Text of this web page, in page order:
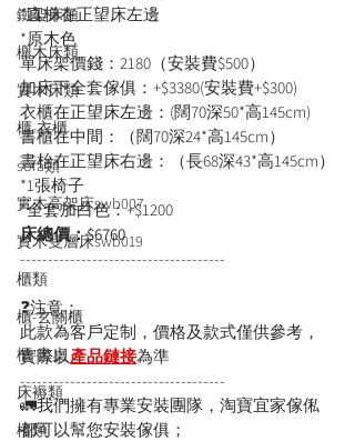
鐵架床類
櫸木床類
實木床類
櫃-衣櫃
sofa類
實木高架床swb007
實木雙層床swb019
櫃類
櫃-玄關櫃
櫃-書桌
床褥類
檯類
*直梯在正望床左邊
*原木色
單床架價錢：2180（安裝費$500）
加床下全套傢俱：+$3380(安裝費+$300)
衣櫃在正望床左邊：(闊70深50*高145cm)
書櫃在中間：（闊70深24*高145cm）
書枱在正望床右邊：（長68深43*高145cm）
*1張椅子
*全套加白色：+$1200
床總價：$6760
-------------------------------------
❓注意：
此款為客戶定制，價格及款式僅供參考，
實際以產品鏈接為準
-------------------------------------
🚛我們擁有專業安裝團隊，淘寶宜家傢俬
都可以幫您安裝傢俱；